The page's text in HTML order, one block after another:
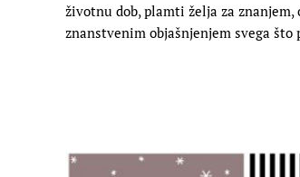
životnu dob, plamti želja za
znanstvenim objašnjenjem svega